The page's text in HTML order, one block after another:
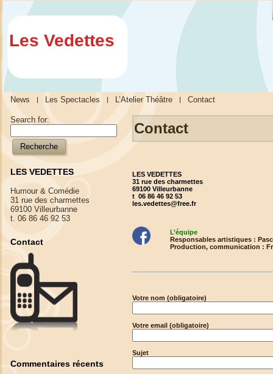
Les Vedettes
News Les Spectacles L’Atelier Théâtre Contact
Search for:
LES VEDETTES
Humour & Comédie
31 rue des charmettes
69100 Villeurbanne
t. 06 86 46 92 53
Contact
Commentaires récents
Contact
LES VEDETTES
31 rue des charmettes
69100 Villeurbanne
t 06 86 46 92 53
les.vedettes@free.fr
L’équipe
Responsables artistiques :
Production, communication :
Votre nom (obligatoire)
Votre email (obligatoire)
Sujet